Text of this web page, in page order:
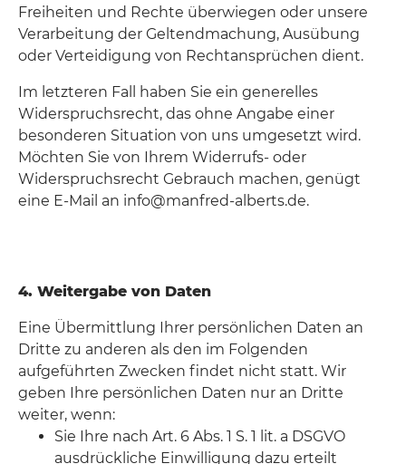
Freiheiten und Rechte überwiegen oder unsere
Verarbeitung der Geltendmachung, Ausübung
oder Verteidigung von Rechtansprüchen dient.
Im letzteren Fall haben Sie ein generelles
Widerspruchsrecht, das ohne Angabe einer
besonderen Situation von uns umgesetzt wird.
Möchten Sie von Ihrem Widerrufs- oder
Widerspruchsrecht Gebrauch machen, genügt
eine E-Mail an info@manfred-alberts.de.
4. Weitergabe von Daten
Eine Übermittlung Ihrer persönlichen Daten an
Dritte zu anderen als den im Folgenden
aufgeführten Zwecken findet nicht statt. Wir
geben Ihre persönlichen Daten nur an Dritte
weiter, wenn:
Sie Ihre nach Art. 6 Abs. 1 S. 1 lit. a DSGVO
ausdrückliche Einwilligung dazu erteilt